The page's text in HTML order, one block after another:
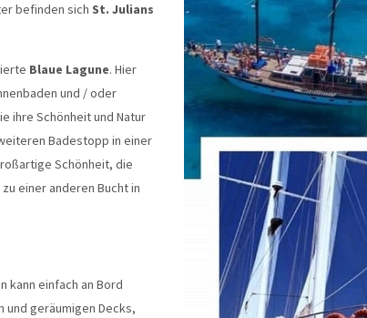
befinden sich St. Julians
Blaue Lagune. Hier
und / oder
ihre Schönheit und Natur
Badestopp in einer
Schönheit, die
einer anderen Bucht in
kann einfach an Bord
und geräumigen Decks,